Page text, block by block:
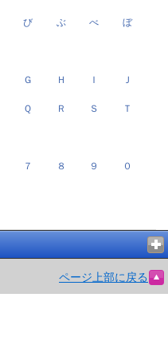
び ぶ べ ぼ
Ｇ Ｈ Ｉ Ｊ
Ｑ Ｒ Ｓ Ｔ
７ ８ ９ ０
ページ上部に戻る